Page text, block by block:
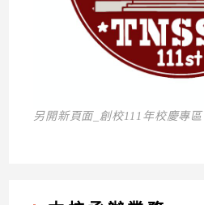
另開新頁面_創校111年校慶專區